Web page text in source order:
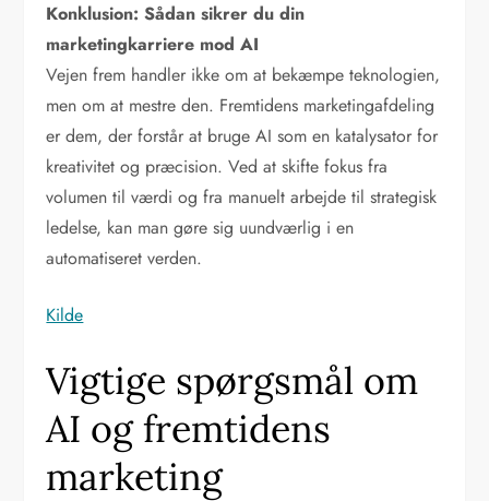
Konklusion: Sådan sikrer du din
marketingkarriere mod AI
Vejen frem handler ikke om at bekæmpe teknologien,
men om at mestre den. Fremtidens marketingafdeling
er dem, der forstår at bruge AI som en katalysator for
kreativitet og præcision. Ved at skifte fokus fra
volumen til værdi og fra manuelt arbejde til strategisk
ledelse, kan man gøre sig uundværlig i en
automatiseret verden.
Kilde
Vigtige spørgsmål om
AI og fremtidens
marketing